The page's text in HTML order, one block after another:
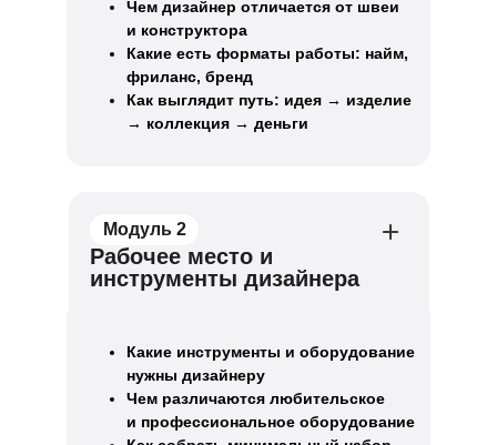
Чем дизайнер отличается от швеи
и конструктора
Какие есть форматы работы: найм,
фриланс, бренд
Как выглядит путь: идея → изделие
→ коллекция → деньги
Модуль 2
Рабочее место и
инструменты дизайнера
Какие инструменты и оборудование
нужны дизайнеру
Чем различаются любительское
и профессиональное оборудование